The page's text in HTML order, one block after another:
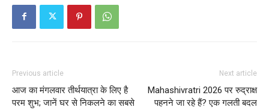
Previous article
आज का मंगलवार तीर्थयात्रा के लिए है
परम शुभ; जानें घर से निकलने का सबसे
Next article
Mahashivratri 2026 पर रुद्राक्ष
पहनने जा रहे हैं? एक गलती बदल